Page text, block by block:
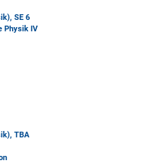
, SE 6
Physik IV
, TBA